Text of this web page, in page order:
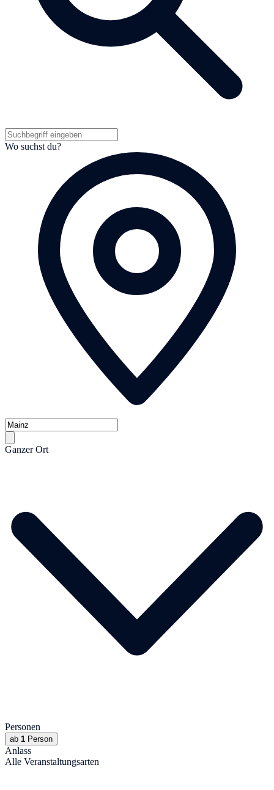
Wo suchst du?
Ganzer Ort
Personen
ab 1 Person
Anlass
Alle Veranstaltungsarten